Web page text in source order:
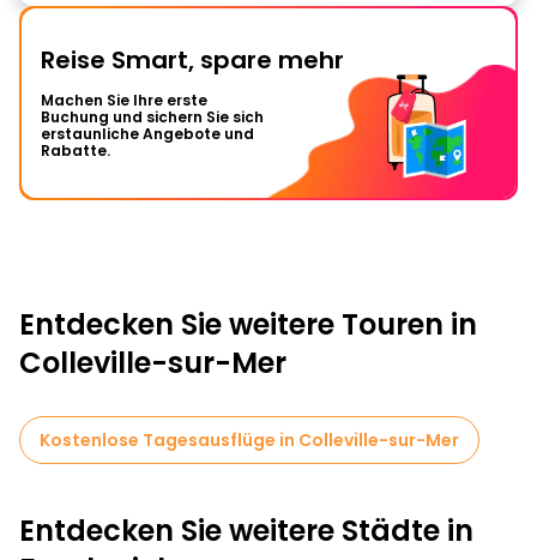
Reise Smart, spare mehr
Machen Sie Ihre erste
Buchung und sichern Sie sich
erstaunliche Angebote und
Rabatte.
Entdecken Sie weitere Touren in
Colleville-sur-Mer
Kostenlose Tagesausflüge in Colleville-sur-Mer
Entdecken Sie weitere Städte in